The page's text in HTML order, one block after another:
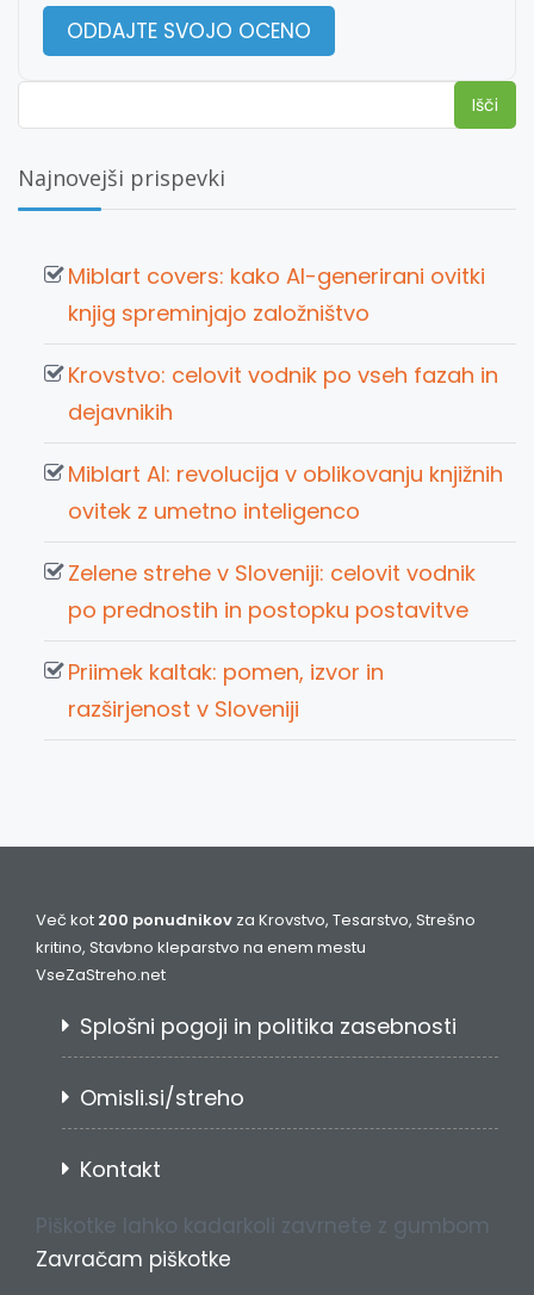
Najnovejši prispevki
Miblart covers: kako AI-generirani ovitki
knjig spreminjajo založništvo
Krovstvo: celovit vodnik po vseh fazah in
dejavnikih
Miblart AI: revolucija v oblikovanju knjižnih
ovitek z umetno inteligenco
Zelene strehe v Sloveniji: celovit vodnik
po prednostih in postopku postavitve
Priimek kaltak: pomen, izvor in
razširjenost v Sloveniji
Več kot 200 ponudnikov za Krovstvo, Tesarstvo, Strešno
kritino, Stavbno kleparstvo na enem mestu
VseZaStreho.net
Splošni pogoji in politika zasebnosti
Omisli.si/streho
Kontakt
Piškotke lahko kadarkoli zavrnete z gumbom
Zavračam piškotke